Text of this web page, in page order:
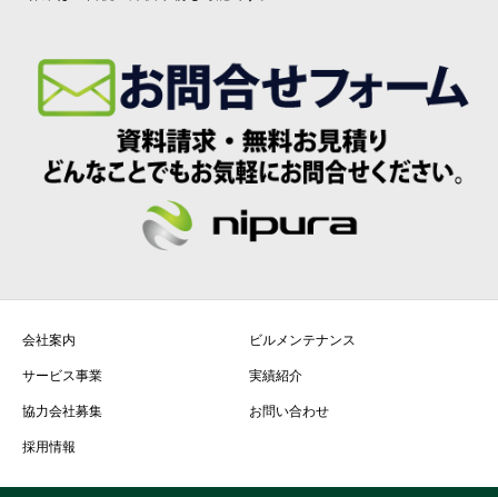
会社案内 ビルメンテナンス
サービス事業 実績紹介
協力会社募集 お問い合わせ
採用情報